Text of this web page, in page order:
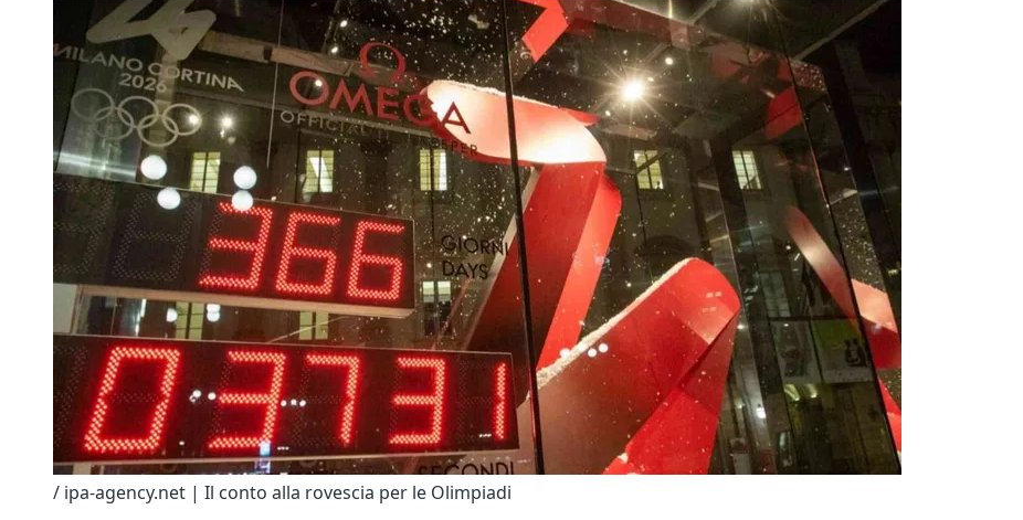
/ ipa-agency.net | Il conto alla rovescia per le Olimpiadi